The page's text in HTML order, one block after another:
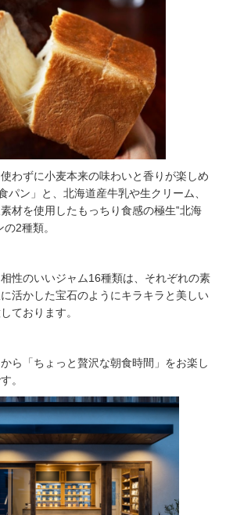
わずに小麦本来の味わいと香りが楽しめ
パン」と、北海道産牛乳や生クリーム、
材を使用したもっちり食感の極生‟北海
2種類。
性のいいジャム16種類は、それぞれの素
活かした宝石のようにキラキラと美しい
ております。
ら「ちょっと贅沢な朝食時間」をお楽し
。